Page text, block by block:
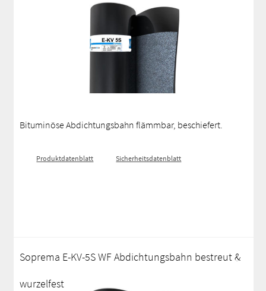
Bituminöse Abdichtungsbahn flämmbar, beschiefert.
Produktdatenblatt Sicherheitsdatenblatt
Soprema E-KV-5S WF Abdichtungsbahn bestreut &
wurzelfest